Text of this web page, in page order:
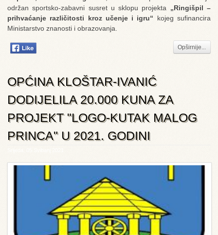
održan sportsko-zabavni susret u sklopu projekta „Ringišpil –
prihvaćanje različitosti kroz učenje i igru“ kojeg sufinancira
Ministarstvo znanosti i obrazovanja.
Opširnije...
OPĆINA KLOŠTAR-IVANIĆ
DODIJELILA 20.000 KUNA ZA
PROJEKT "LOGO-KUTAK MALOG
PRINCA" U 2021. GODINI